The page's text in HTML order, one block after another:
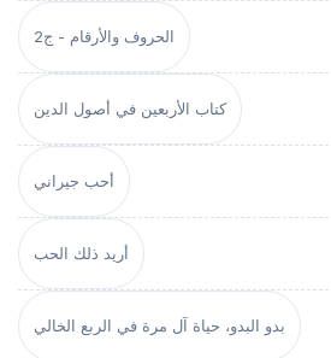
الحروف والأرقام - ج2
كتاب الأربعين في أصول الدين
أحب جيراني
أريد ذلك الحب
بدو البدو، حياة آل مرة في الربع الخالي